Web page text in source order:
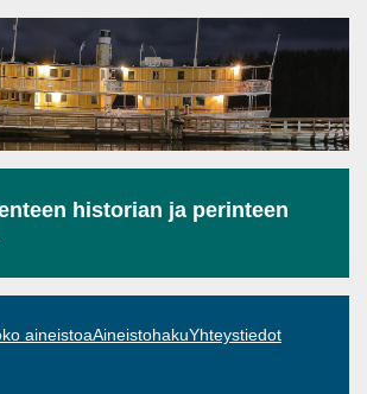
historian ja perinteen
aineistoaAineistohakuYhteystiedot